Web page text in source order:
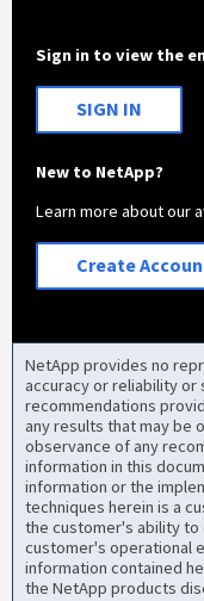
Sign in to view the
SIGN IN
New to NetApp?
Learn more about our
Create
NetApp provides no
accuracy or reliability
recommendations
any results that may be
observance of any
information in this
information or the
techniques herein is a
the customer's ability to
customer's operational
information contained
the NetApp products